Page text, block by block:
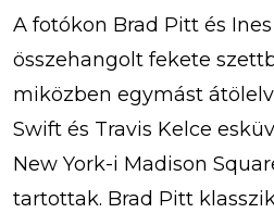
A fotókon Brad Pitt és
összehangolt fekete
miközben egymást
Swift és Travis Kelce
New York-i Madison
tartottak. Brad Pitt